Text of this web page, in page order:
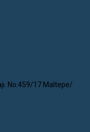
No:459/17 Maltepe/